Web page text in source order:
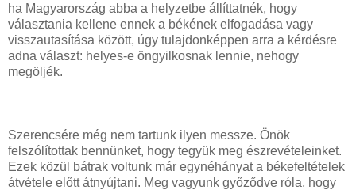
ha Magyarország abba a helyzetbe állíttatnék, hogy
választania kellene ennek a békének elfogadása vagy
visszautasítása között, úgy tulajdonképpen arra a kérdésre
adna választ: helyes-e öngyilkosnak lennie, nehogy
megöljék.
Szerencsére még nem tartunk ilyen messze. Önök
felszólítottak bennünket, hogy tegyük meg észrevételeinket.
Ezek közül bátrak voltunk már egynéhányat a békefeltételek
átvétele előtt átnyújtani. Meg vagyunk győződve róla, hogy